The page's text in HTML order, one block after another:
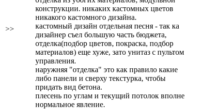
>>
конструкции. никаких кастомных цветов
никакого кастомного дизайна.
кастомный дизайн отдельная песня - так ка
дизайнер съел большую часть бюджета,
отделка(подбор цветов, покраска, подбор
материалов) еще хуже, зато унитаз с пультом
управления.
наружняя "отделка" это как правило какие
либо панели и сверху текстурка, чтобы
придать вид бетона.
плесень по углам и текущий потолок вполне
нормальное явление.